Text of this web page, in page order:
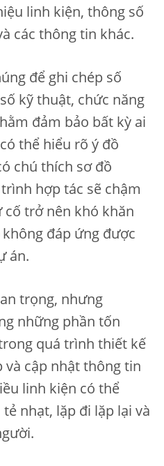
linh kiện, thông số
các thông tin khác.
để ghi chép số
kỹ thuật, chức năng
đảm bảo bất kỳ ai
thể hiểu rõ ý đồ
chú thích sơ đồ
hợp tác sẽ chậm
cố trở nên khó khăn
đáp ứng được
án.
trọng, nhưng
những phần tốn
quá trình thiết kế
và cập nhật thông tin
linh kiện có thể
nhạt, lặp đi lặp lại và